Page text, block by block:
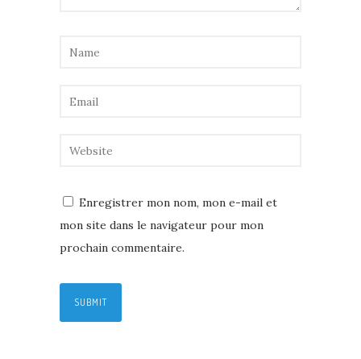
Enregistrer mon nom, mon e-mail et
mon site dans le navigateur pour mon
prochain commentaire.